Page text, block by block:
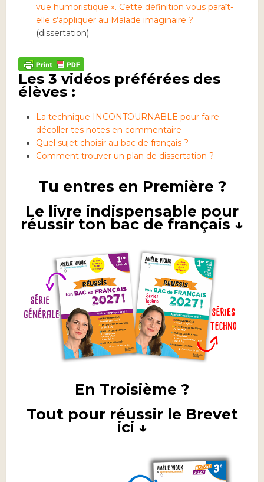
vue humoristique ». Cette définition vous paraît-
elle s’appliquer au Malade imaginaire ?
(dissertation)
Les 3 vidéos préférées des
élèves :
La technique INCONTOURNABLE pour faire
décoller tes notes en commentaire
Quel sujet choisir au bac de français ?
Comment trouver un plan de dissertation ?
Tu entres en Première ?
Le livre indispensable pour
réussir ton bac de français ↓
En Troisième ?
Tout pour réussir le Brevet
ici ↓